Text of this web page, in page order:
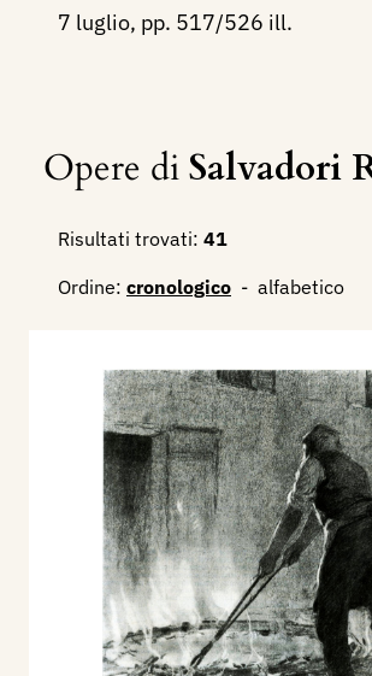
7 luglio, pp. 517/526 ill.
Opere diSalvadori
Risultati trovati: 41
Ordine: cronologico - alfabetico